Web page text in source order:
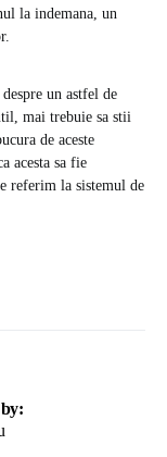
la indemana, un
un astfel de
mai trebuie sa stii
de aceste
acesta sa fie
referim la sistemul de